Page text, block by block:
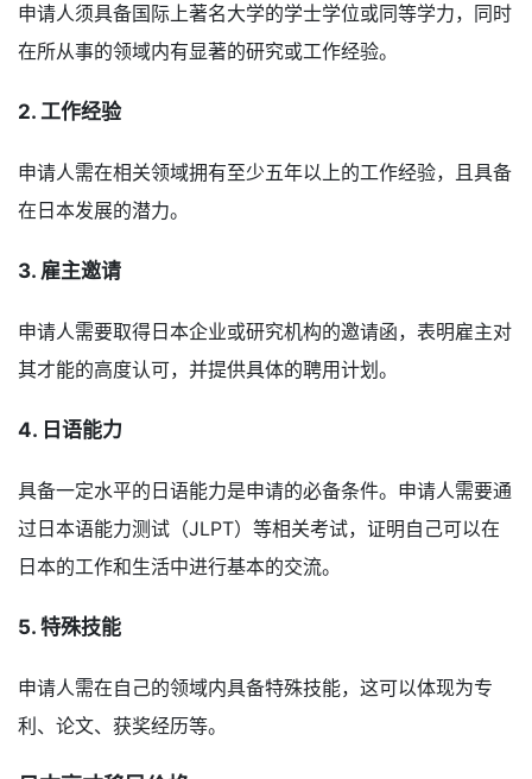
申请人须具备国际上著名大学的学士学位或同等学力，同时
在所从事的领域内有显著的研究或工作经验。
2. 工作经验
申请人需在相关领域拥有至少五年以上的工作经验，且具备
在日本发展的潜力。
3. 雇主邀请
申请人需要取得日本企业或研究机构的邀请函，表明雇主对
其才能的高度认可，并提供具体的聘用计划。
4. 日语能力
具备一定水平的日语能力是申请的必备条件。申请人需要通
过日本语能力测试（JLPT）等相关考试，证明自己可以在
日本的工作和生活中进行基本的交流。
5. 特殊技能
申请人需在自己的领域内具备特殊技能，这可以体现为专
利、论文、获奖经历等。